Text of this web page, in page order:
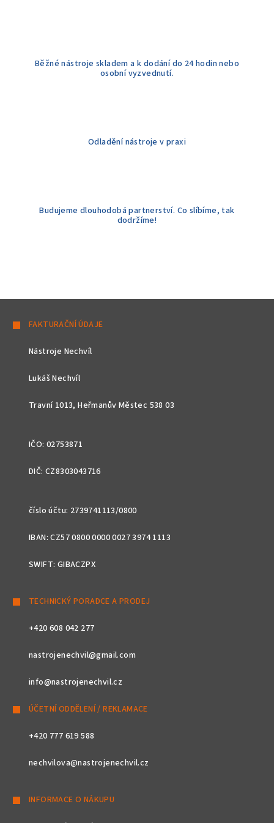
i
s
Běžné nástroje skladem a k dodání do 24 hodin nebo
osobní vyzvednutí.
Odladění nástroje v praxi
Budujeme dlouhodobá partnerství. Co slíbíme, tak
dodržíme!
FAKTURAČNÍ ÚDAJE
Nástroje Nechvíl
Lukáš Nechvíl
Travní 1013, Heřmanův Městec 538 03
IČO: 02753871
DIČ: CZ8303043716
číslo účtu: 2739741113/0800
IBAN: CZ57 0800 0000 0027 3974 1113
SWIFT: GIBACZPX
TECHNICKÝ PORADCE A PRODEJ
+420 608 042 277
nastrojenechvil@gmail.com
info@nastrojenechvil.cz
ÚČETNÍ ODDĚLENÍ / REKLAMACE
+420 777 619 588
nechvilova@nastrojenechvil.cz
INFORMACE O NÁKUPU